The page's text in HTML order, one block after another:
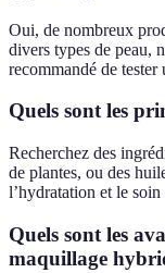
Oui, de nombreux
divers types de peau,
recommandé de
Quels sont les
Recherchez des
de plantes, ou des
l’hydratation et le soin
Quels sont les
maquillage